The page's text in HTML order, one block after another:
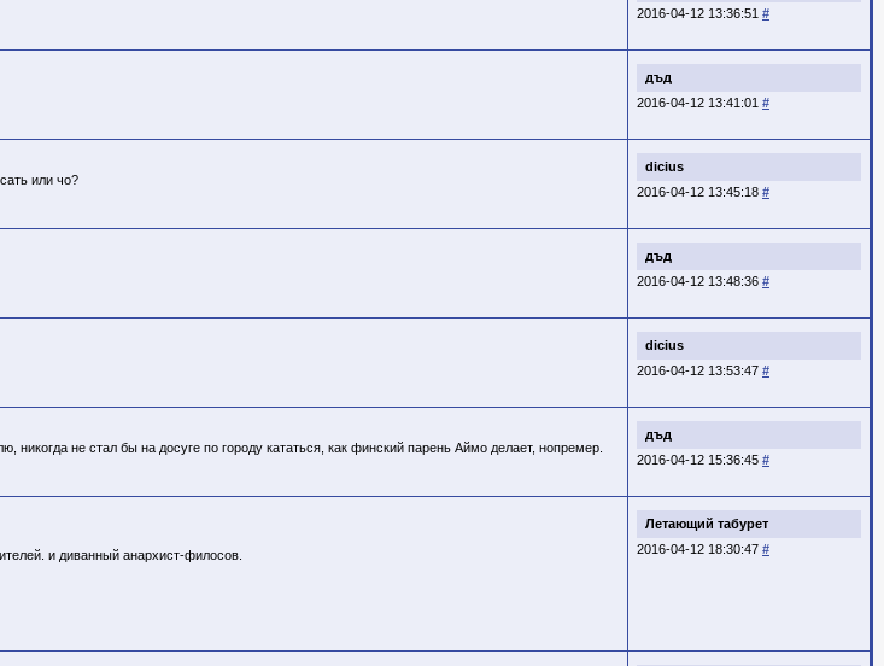
2016-04-12 13:36:51 #
дъд
2016-04-12 13:41:01 #
dicius
2016-04-12 13:45:18 #
или чо?
дъд
2016-04-12 13:48:36 #
dicius
2016-04-12 13:53:47 #
дъд
2016-04-12 15:36:45 #
не стал бы на досуге по городу кататься, как финский парень Аймо делает, нопремер.
Летающий табурет
2016-04-12 18:30:47 #
и диванный анархист-филосов.